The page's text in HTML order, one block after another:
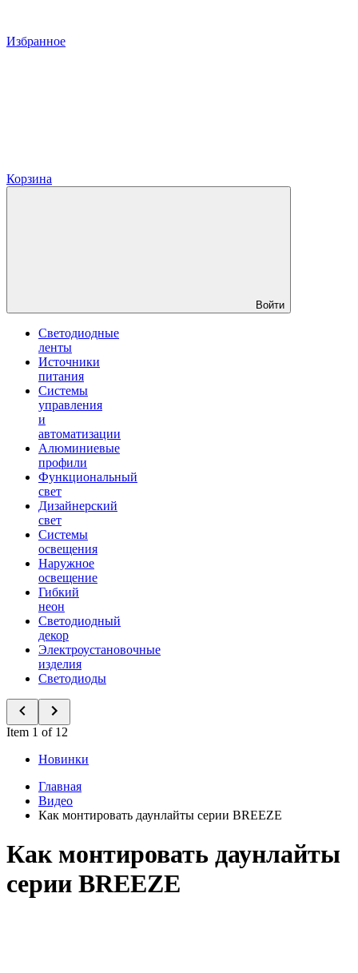
Избранное
Корзина
Войти
Светодиодные
ленты
Источники
питания
Системы
управления
и
автоматизации
Алюминиевые
профили
Функциональный
свет
Дизайнерский
свет
Системы
освещения
Наружное
освещение
Гибкий
неон
Светодиодный
декор
Электроустановочные
изделия
Светодиоды
Item 1 of 12
Новинки
Главная
Видео
Как монтировать даунлайты серии BREEZE
Как монтировать даунлайты
серии BREEZE